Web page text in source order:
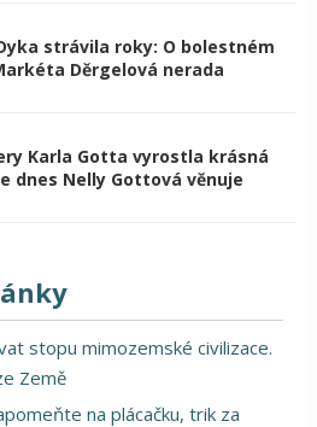
strávila roky: O bolestném
Děrgelová nerada
Karla Gotta vyrostla krásná
dnes Nelly Gottová věnuje
stopu mimozemské civilizace.
Země
na plácačku, trik za